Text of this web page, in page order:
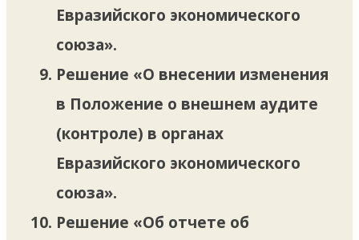
Евразийского экономического
союза».
Решение «О внесении изменения
в Положение о внешнем аудите
(контроле) в органах
Евразийского экономического
союза».
Решение «Об отчете об